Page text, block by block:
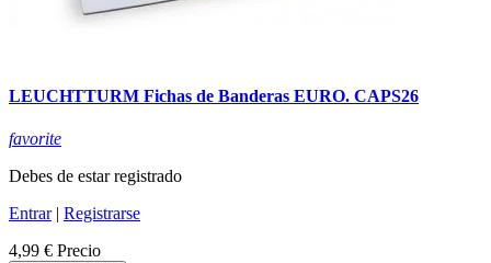
LEUCHTTURM Fichas de Banderas EURO. CAPS26
favorite
Debes de estar registrado
Entrar| Registrarse
4,99 € Precio